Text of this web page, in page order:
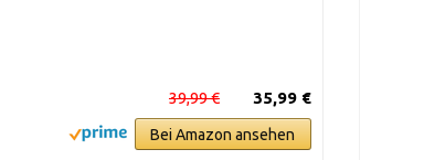
35,99 €
39,99 €
Bei Amazon ansehen